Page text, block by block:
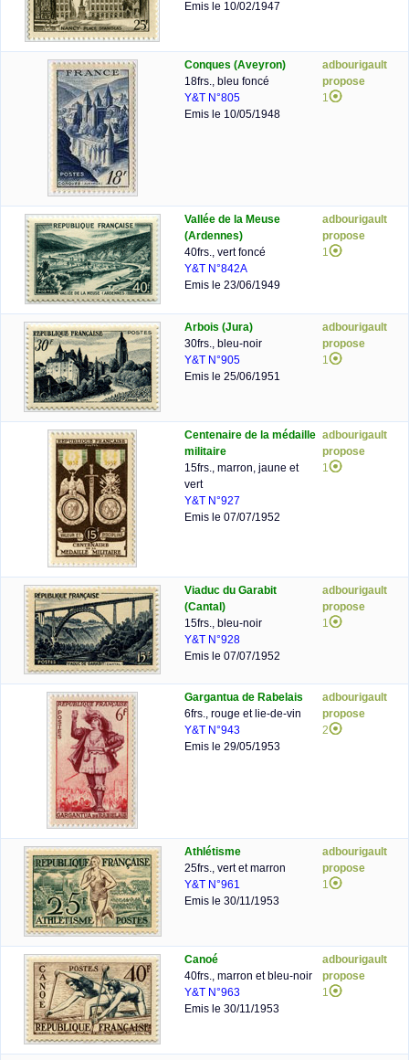
Emis le 10/02/1947
Conques (Aveyron)
18frs., bleu foncé
Y&T N°805
Emis le 10/05/1948
adbourigault
propose
1
Vallée de la Meuse
(Ardennes)
40frs., vert foncé
Y&T N°842A
Emis le 23/06/1949
adbourigault
propose
1
Arbois (Jura)
30frs., bleu-noir
Y&T N°905
Emis le 25/06/1951
adbourigault
propose
1
Centenaire de la médaille
militaire
15frs., marron, jaune et
vert
Y&T N°927
Emis le 07/07/1952
adbourigault
propose
1
Viaduc du Garabit
(Cantal)
15frs., bleu-noir
Y&T N°928
Emis le 07/07/1952
adbourigault
propose
1
Gargantua de Rabelais
6frs., rouge et lie-de-vin
Y&T N°943
Emis le 29/05/1953
adbourigault
propose
2
Athlétisme
25frs., vert et marron
Y&T N°961
Emis le 30/11/1953
adbourigault
propose
1
Canoé
40frs., marron et bleu-noir
Y&T N°963
Emis le 30/11/1953
adbourigault
propose
1